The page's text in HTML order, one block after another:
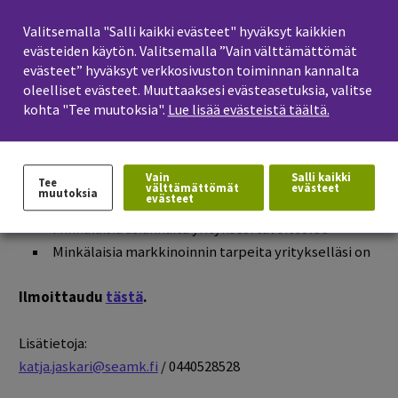
Facebook, Instagram, Youtube, LinkedIn, WhatsApp ja
TikTok
Tarinat ja lyhytvideot
Mainoskampanjat
Mitä somekanavaa yrityksesi käyttää
markkinointiin
Minkälaisia asiakkaita yrityksesi tavoittelee
Minkälaisia markkinoinnin tarpeita yritykselläsi on
Ilmoittaudu tästä.
Lisätietoja:
katja.jaskari@seamk.fi / 0440528528
Valitsemalla "Salli kaikki evästeet" hyväksyt kaikkien
evästeiden käytön. Valitsemalla ”Vain välttämättömät
evästeet” hyväksyt verkkosivuston toiminnan kannalta
oleelliset evästeet. Muuttaaksesi evästeasetuksia, valitse
kohta "Tee muutoksia". Lue lisää evästeistä täältä.
Tee
muutoksia
Vain
välttämättömät
evästeet
Salli kaikki
evästeet